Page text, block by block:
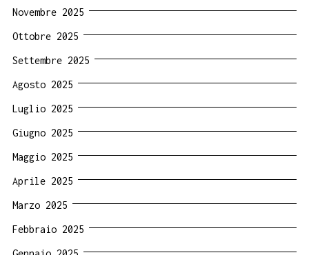
Novembre 2025
Ottobre 2025
Settembre 2025
Agosto 2025
Luglio 2025
Giugno 2025
Maggio 2025
Aprile 2025
Marzo 2025
Febbraio 2025